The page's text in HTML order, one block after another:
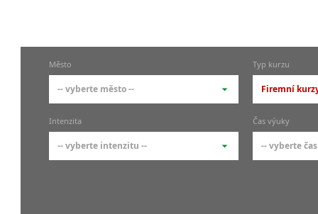
Město
-- vyberte město --
-- vyberte město --
pražské městské části
Typ kurzu
Firemní
-- vyberte
Intenzita
-- vyberte intenzitu --
Čas výuky
-- vyberte